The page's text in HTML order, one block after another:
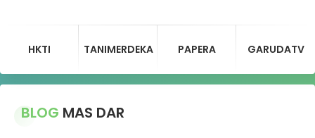
HKTI TANIMERDEKA PAPERA GARUDATV
BLOG MAS DAR